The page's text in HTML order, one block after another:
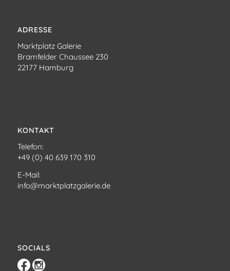
ADRESSE
Marktplatz Galerie
Bramfelder Chaussee 230
22177 Hamburg
KONTAKT
Telefon:
+49 (0) 40 639 170 310
E-Mail:
info@marktplatzgalerie.de
SOCIALS